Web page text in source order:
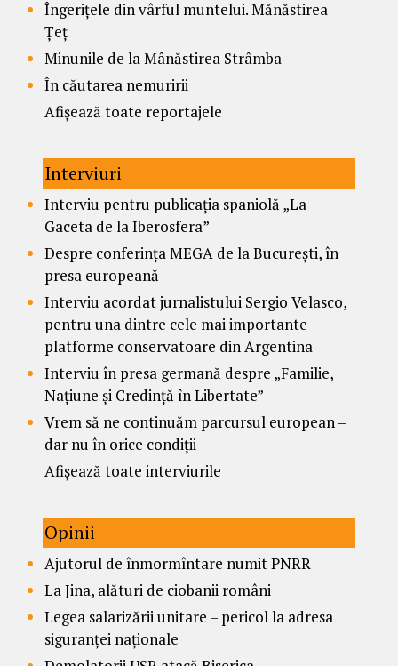
Îngerițele din vârful muntelui. Mănăstirea
Țeț
Minunile de la Mânăstirea Strâmba
În căutarea nemuririi
Afișează toate reportajele
Interviuri
Interviu pentru publicația spaniolă „La
Gaceta de la Iberosfera”
Despre conferința MEGA de la București, în
presa europeană
Interviu acordat jurnalistului Sergio Velasco,
pentru una dintre cele mai importante
platforme conservatoare din Argentina
Interviu în presa germană despre „Familie,
Națiune și Credință în Libertate”
Vrem să ne continuăm parcursul european –
dar nu în orice condiții
Afișează toate interviurile
Opinii
Ajutorul de înmormîntare numit PNRR
La Jina, alături de ciobanii români
Legea salarizării unitare – pericol la adresa
siguranței naționale